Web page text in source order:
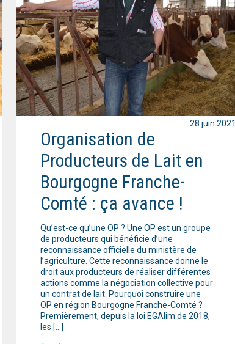
Organisation de
Producteurs de Lait en
Bourgogne Franche-
Comté : ça avance !
Qu’est-ce qu’une OP ? Une OP est un groupe
de producteurs qui bénéficie d’une
reconnaissance officielle du ministère de
l’agriculture. Cette reconnaissance donne le
droit aux producteurs de réaliser différentes
actions comme la négociation collective pour
un contrat de lait. Pourquoi construire une
OP en région Bourgogne Franche-Comté ?
Premièrement, depuis la loi EGAlim de 2018,
les […]
28 juin 2021